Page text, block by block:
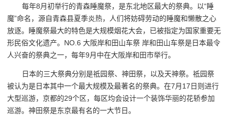
每年8月初举行的青森睡魔祭，是东北地区最大的祭典。以“睡
魔”命名，源自青森县夏季炎热，人们将妨碍劳动的睡魔和懒散之心
放逐。睡魔祭最大的特色是大规模烟花大会，已被指定为国家重要无
形民俗文化遗产。NO.6 大阪岸和田山车祭 岸和田山车祭是日本最令
人兴奋的祭典之一，每年9月中在大阪岸和田市举行。
日本的三大祭典分别是祗园祭、神田祭，以及天神祭。祗园祭
被认为是日本其中一个最大规模及最著名的祭典。在7月17日则进行
大型巡游，京都的29个区，每区均会设计一个装饰华丽的花轿参加
巡游。神田祭是东京最有名的一大节日。